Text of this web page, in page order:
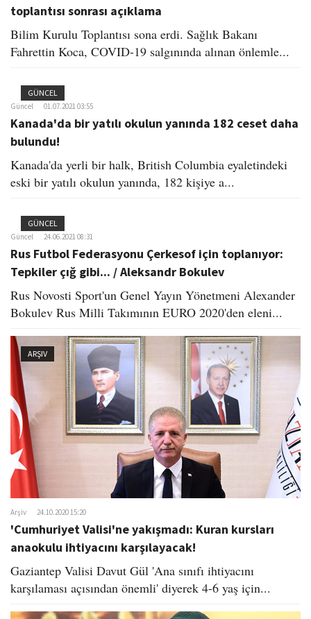
toplantısı sonrası açıklama
Bilim Kurulu Toplantısı sona erdi. Sağlık Bakanı
Fahrettin Koca, COVID-19 salgınında alınan önlemle...
GÜNCEL
Güncel 01.07.2021 03:55
Kanada'da bir yatılı okulun yanında 182 ceset daha
bulundu!
Kanada'da yerli bir halk, British Columbia eyaletindeki
eski bir yatılı okulun yanında, 182 kişiye a...
GÜNCEL
Güncel 24.06.2021 08:31
Rus Futbol Federasyonu Çerkesof için toplanıyor:
Tepkiler çığ gibi... / Aleksandr Bokulev
Rus Novosti Sport'un Genel Yayın Yönetmeni Alexander
Bokulev Rus Milli Takımının EURO 2020'den eleni...
ARŞIV
Arşiv 24.10.2020 15:20
'Cumhuriyet Valisi'ne yakışmadı: Kuran kursları
anaokulu ihtiyacını karşılayacak!
Gaziantep Valisi Davut Gül 'Ana sınıfı ihtiyacını
karşılaması açısından önemli' diyerek 4-6 yaş için...